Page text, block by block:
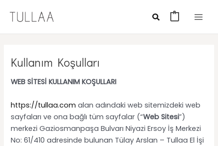
Search
Kullanım Koşulları
WEB SİTESİ KULLANIM KOŞULLARI
https://tullaa.com alan adındaki web sitemizdeki web
sayfaları ve ona bağlı tüm sayfalar (“WebSitesi”)
merkezi Gaziosmanpaşa Bulvarı Niyazi Ersoy İş Merkezi
No: 61/410 adresinde bulunan Tülay Arslan – Tullaa El İşi